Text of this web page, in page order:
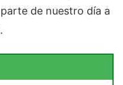
de nuestro día a